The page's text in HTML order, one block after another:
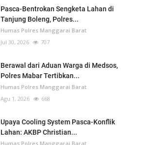
Pasca-Bentrokan Sengketa Lahan di
Tanjung Boleng, Polres...
Humas Polres Manggarai Barat
Jul 30, 2026
707
Berawal dari Aduan Warga di Medsos,
Polres Mabar Tertibkan...
Humas Polres Manggarai Barat
Agu 1, 2026
668
Upaya Cooling System Pasca-Konflik
Lahan: AKBP Christian...
Humas Polres Manggarai Barat